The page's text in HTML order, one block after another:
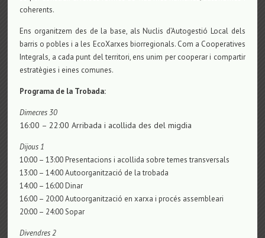
coherents.
Ens organitzem des de la base, als Nuclis d’Autogestió Local dels
barris o pobles i a les EcoXarxes biorregionals. Com a Cooperatives
Integrals, a cada punt del territori, ens unim per cooperar i compartir
estratègies i eines comunes.
Programa de la Trobada:
Dimecres 30
16:00 – 22:00 Arribada i acollida des del migdia
Dijous 1
10:00 – 13:00 Presentacions i acollida sobre temes transversals
13:00 – 14:00 Autoorganització de la trobada
14:00 – 16:00 Dinar
16:00 – 20:00 Autoorganització en xarxa i procés assembleari
20:00 – 24:00 Sopar
Divendres 2